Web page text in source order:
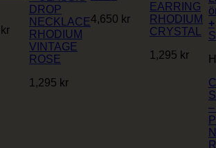
kr
DROP
NECKLACE
RHODIUM
VINTAGE
ROSE
1,295 kr
på
produktsidan
4,650 kr
EARRING
RHODIUM
CRYSTAL
1,295 kr
+